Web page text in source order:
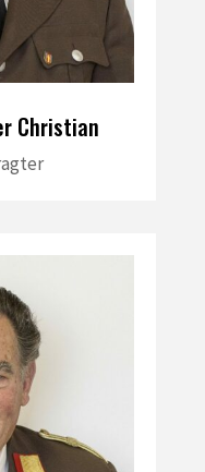
Christian